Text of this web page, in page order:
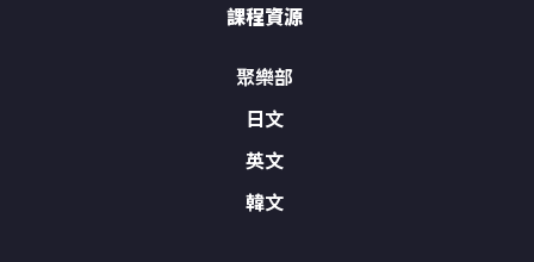
課程資源
聚樂部
日文
英文
韓文